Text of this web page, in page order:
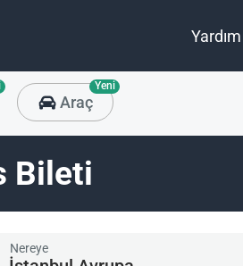
Yardım
Araç
Yeni
Bileti
Nereye